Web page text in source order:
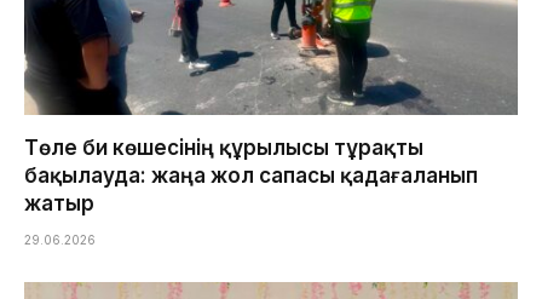
Төле би көшесінің құрылысы тұрақты
бақылауда: жаңа жол сапасы қадағаланып
жатыр
29.06.2026